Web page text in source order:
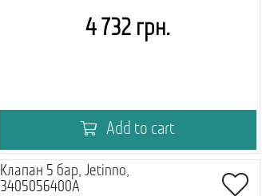
4 732 грн.
Add to cart
Клапан 5 бар, Jetinno,
3405056400A